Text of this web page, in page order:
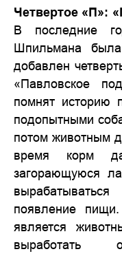
Четвертое «П»:
В последние
Шпильмана
добавлен
«Павловское
помнят историю
подопытными
потом животным
время корм
загорающуюся
появление
является
выработать